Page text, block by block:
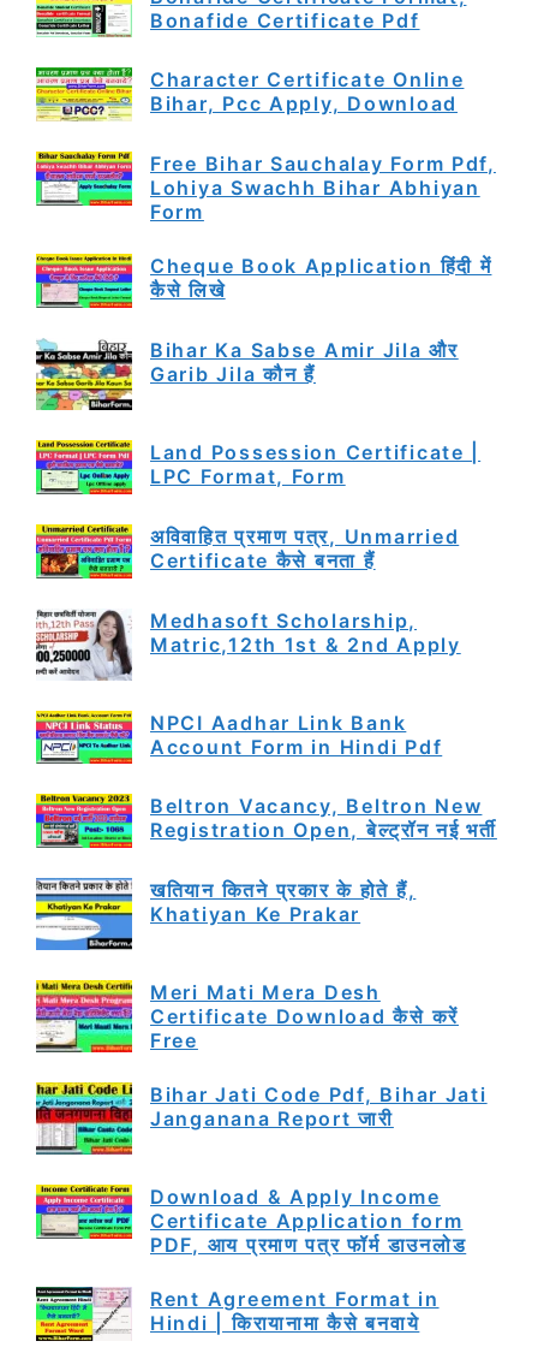
Bonafide Certificate Pdf
Character Certificate Online
Bihar, Pcc Apply, Download
Free Bihar Sauchalay Form Pdf,
Lohiya Swachh Bihar Abhiyan
Form
Cheque Book Application हिंदी में
कैसे लिखे
Bihar Ka Sabse Amir Jila और
Garib Jila कौन हैं
Land Possession Certificate |
LPC Format, Form
अविवाहित प्रमाण पत्र, Unmarried
Certificate कैसे बनता हैं
Medhasoft Scholarship,
Matric,12th 1st & 2nd Apply
NPCI Aadhar Link Bank
Account Form in Hindi Pdf
Beltron Vacancy, Beltron New
Registration Open, बेल्ट्रॉन नई भर्ती
खतियान कितने प्रकार के होते हैं,
Khatiyan Ke Prakar
Meri Mati Mera Desh
Certificate Download कैसे करें
Free
Bihar Jati Code Pdf, Bihar Jati
Janganana Report जारी
Download & Apply Income
Certificate Application form
PDF, आय प्रमाण पत्र फॉर्म डाउनलोड
Rent Agreement Format in
Hindi | किरायानामा कैसे बनवाये